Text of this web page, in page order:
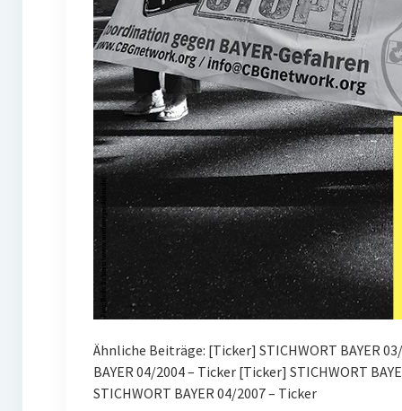
Ähnliche Beiträge: [Ticker] STICHWORT BAYER
BAYER 04/2004 – Ticker [Ticker] STICHWORT
STICHWORT BAYER 04/2007 – Ticker